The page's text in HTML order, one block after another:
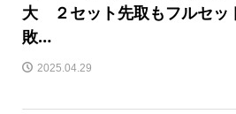
大 ２セット先取もフルセッ
敗…
2025.04.29